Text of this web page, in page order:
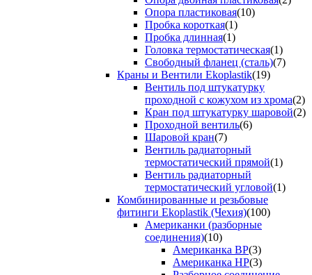
Опора пластиковая(10)
Пробка короткая(1)
Пробка длинная(1)
Головка термостатическая(1)
Свободный фланец (сталь)(7)
Краны и Вентили Ekoplastik(19)
Вентиль под штукатурку
проходной с кожухом из хрома(2)
Кран под штукатурку шаровой(2)
Проходной вентиль(6)
Шаровой кран(7)
Вентиль радиаторный
термостатический прямой(1)
Вентиль радиаторный
термостатический угловой(1)
Комбинированные и резьбовые
фитинги Ekoplastik (Чехия)(100)
Американки (разборные
соединения)(10)
Американка ВР(3)
Американка НР(3)